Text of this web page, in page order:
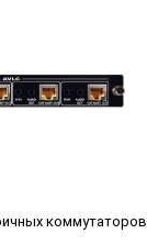
коммутаторов